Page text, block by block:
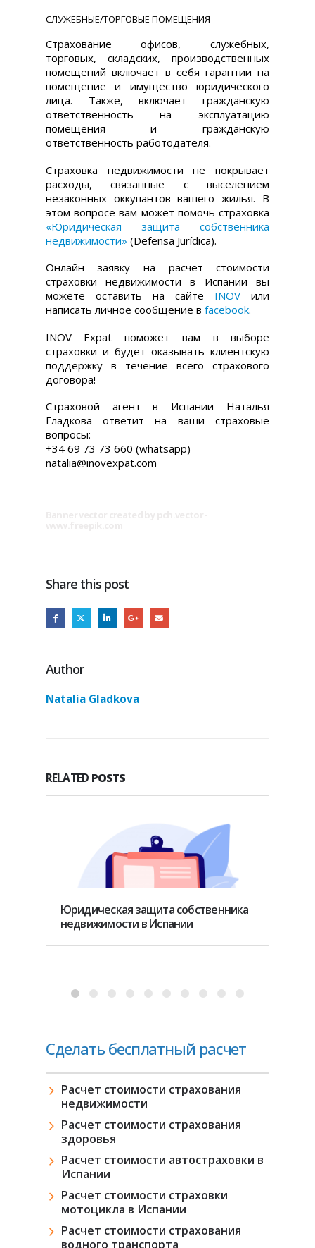
СЛУЖЕБНЫЕ/ТОРГОВЫЕ ПОМЕЩЕНИЯ
Страхование офисов, служебных,
торговых, складских, производственных
помещений включает в себя гарантии на
помещение и имущество юридического
лица. Также, включает гражданскую
ответственность на эксплуатацию
помещения и гражданскую
ответственность работодателя.
Страховка недвижимости не покрывает
расходы, связанные с выселением
незаконных оккупантов вашего жилья. В
этом вопросе вам может помочь страховка
«Юридическая защита собственника
недвижимости» (Defensa Jurídica).
Онлайн заявку на расчет стоимости
страховки недвижимости в Испании вы
можете оставить на сайте INOV или
написать личное сообщение в facebook.
INOV Expat поможет вам в выборе
страховки и будет оказывать клиентскую
поддержку в течение всего страхового
договора!
Cтраховой агент в Испании Наталья
Гладкова ответит на ваши страховые
вопросы:
+34 69 73 73 660 (whatsapp)
natalia@inovexpat.com
Share this post
Author
Natalia Gladkova
RELATED POSTS
Юридическая защита собственника
недвижимости в Испании
Сделать бесплатный расчет
Расчет стоимости страхования
недвижимости
Расчет стоимости страхования
здоровья
Расчет стоимости автостраховки в
Испании
Расчет стоимости страховки
мотоцикла в Испании
Расчет стоимости страхования
водного транспорта